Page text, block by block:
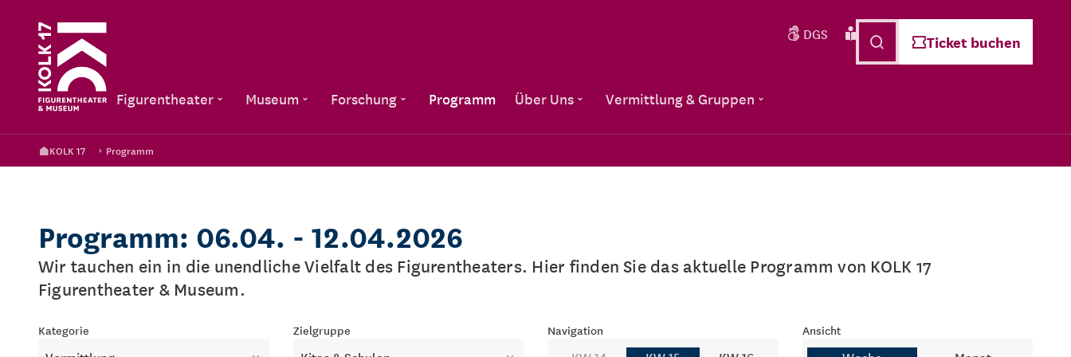
Figurentheater Museum Forschung Programm Über Uns Vermittlung & Gruppen
DGS Leichte Sprache Deutsch
Ticket buchen
KOLK 17 Programm
Programm: 06.04. - 12.04.2026
Wir tauchen ein in die unendliche Vielfalt des Figurentheaters. Hier finden Sie das aktuelle Programm von KOLK 17
Figurentheater & Museum.
Kategorie Zielgruppe Navigation Ansicht